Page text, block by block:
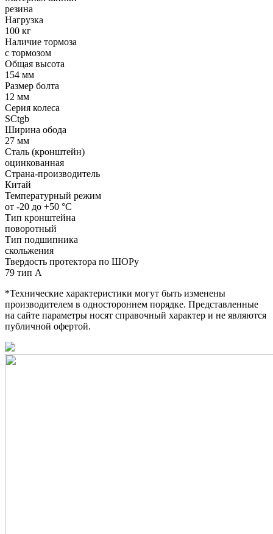
резина
Нагрузка
100 кг
Наличие тормоза
с тормозом
Общая высота
154 мм
Размер болта
12 мм
Серия колеса
SCtgb
Ширина обода
27 мм
Сталь (кронштейн)
оцинкованная
Страна-производитель
Китай
Температурный режим
от -20 до +50 °С
Тип кронштейна
поворотный
Тип подшипника
скольжения
Твердость протектора по ШОРу
79 тип А
*Технические характеристики могут быть изменены
производителем в одностороннем порядке. Представленные
на сайте параметры носят справочный характер и не являются
публичной офертой.